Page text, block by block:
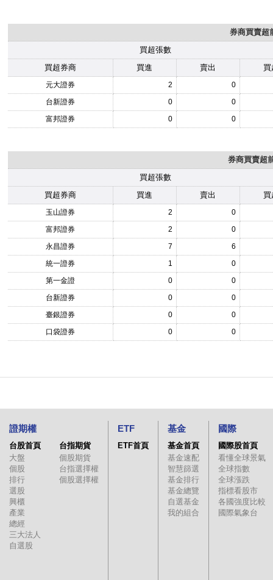
券商買賣超
買超張數
買超券商
買進 賣出
元大證券 2
0
台新證券
0
0
富邦證券
0 0
券商買賣超
買超張數
買超券商
買進 賣出
玉山證券 2
0
富邦證券
2
0
永昌證券
7
6
統一證券
1
0
第一金證
0
0
台新證券
0
0
臺銀證券
0
0
口袋證券
0 0
證期權
台股首頁
大盤
個股
排行
選股
興櫃
產業
總經
三大法人
自選股
台指期貨
個股期貨
台指選擇權
個股選擇權
ETF
ETF首頁
基金
基金首頁
基金速配
智慧篩選
基金排行
基金總覽
自選基金
我的組合
國際
國際股首頁
看懂全球景氣
全球指數
全球漲跌
指標看股市
各國強度比較
國際氣象台